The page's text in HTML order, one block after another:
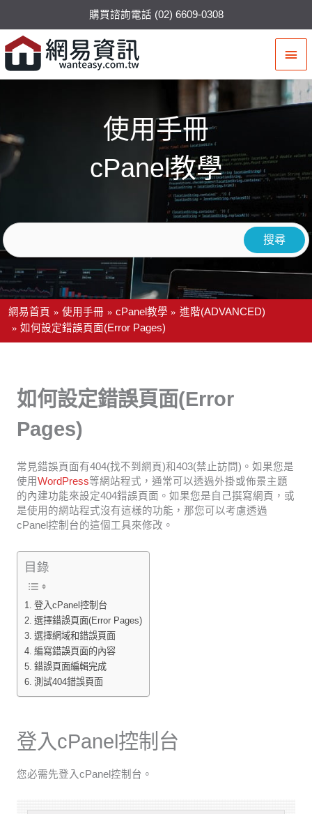
購買諮詢電話 (02) 6609-0308
主
要
選
使用手冊
cPanel教學
網易首頁 使用手冊 cPanel教學
進階(ADVANCED)
如何設定錯誤頁面(Error Pages)
如何設定錯誤頁面(Error
Pages)
常見錯誤頁面有404(找不到網頁)和403(禁止訪問)。如果您是
使用WordPress等網站程式，通常可以透過外掛或佈景主題
的內建功能來設定404錯誤頁面。如果您是自己撰寫網頁，或
是使用的網站程式沒有這樣的功能，那您可以考慮透過
cPanel控制台的這個工具來修改。
目錄
登入cPanel控制台
選擇錯誤頁面(Error Pages)
選擇網域和錯誤頁面
編寫錯誤頁面的內容
錯誤頁面編輯完成
測試404錯誤頁面
登入cPanel控制台
您必需先登入cPanel控制台。